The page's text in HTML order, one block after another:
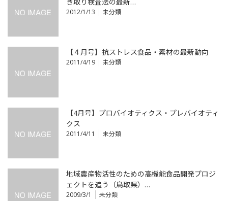
2012/1/13 未分類
【４月号】抗ストレス食品・素材の最新動向
2011/4/19 未分類
【4月号】プロバイオティクス・プレバイオティ
クス
2011/4/11 未分類
地域農産物活性のための高機能食品開発プロジ
ェクトを追う（鳥取県）…
2009/3/1 未分類